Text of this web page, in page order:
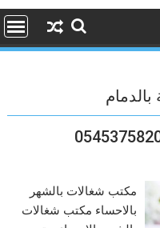
مكتب شغالات بالشهر
بالاحساء مكتب شغالات